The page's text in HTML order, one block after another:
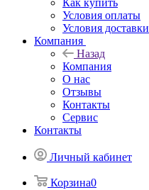
Как купить
Условия оплаты
Условия доставки
Компания
Назад
Компания
О нас
Отзывы
Контакты
Сервис
Контакты
Личный кабинет
Корзина0